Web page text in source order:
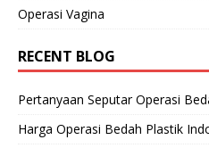
Operasi Vagina
RECENT BLOG
Pertanyaan Seputar Operasi
Harga Operasi Bedah Plastik